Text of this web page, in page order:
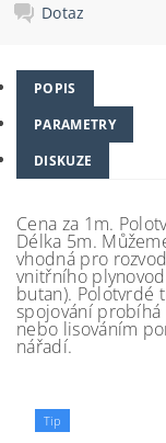
Dotaz
POPIS
PARAMETRY
DISKUZE
Cena za 1m.
Délka 5m.
vhodná pro
vnitřního
butan). Polotvrdé
spojování
nebo lisováním
nářadí.
Tip